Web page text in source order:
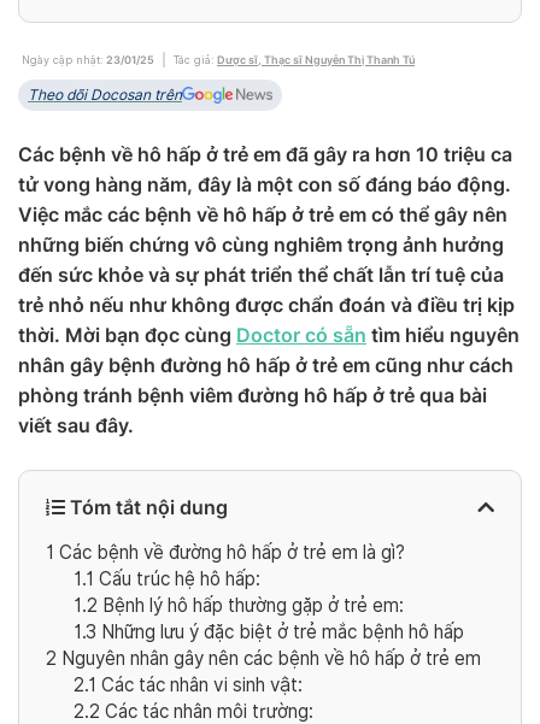
Ngày cập nhật: 23/01/25 Tác giả: Dược sĩ, Thạc sĩ Nguyễn Thị Thanh Tú
Theo dõi Docosan trên
Các bệnh về hô hấp ở trẻ em đã gây ra hơn 10 triệu ca
tử vong hàng năm, đây là một con số đáng báo động.
Việc mắc các bệnh về hô hấp ở trẻ em có thể gây nên
những biến chứng vô cùng nghiêm trọng ảnh hưởng
đến sức khỏe và sự phát triển thể chất lẫn trí tuệ của
trẻ nhỏ nếu như không được chẩn đoán và điều trị kịp
thời. Mời bạn đọc cùng Doctor có sẵn tìm hiểu nguyên
nhân gây bệnh đường hô hấp ở trẻ em cũng như cách
phòng tránh bệnh viêm đường hô hấp ở trẻ qua bài
viết sau đây.
Tóm tắt nội dung
1 Các bệnh về đường hô hấp ở trẻ em là gì?
1.1 Cấu trúc hệ hô hấp:
1.2 Bệnh lý hô hấp thường gặp ở trẻ em:
1.3 Những lưu ý đặc biệt ở trẻ mắc bệnh hô hấp
2 Nguyên nhân gây nên các bệnh về hô hấp ở trẻ em
2.1 Các tác nhân vi sinh vật:
2.2 Các tác nhân môi trường: